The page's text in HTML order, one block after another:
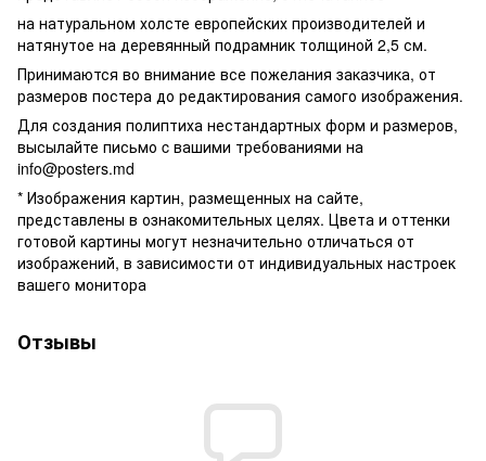
на натуральном холсте европейских производителей и
натянутое на деревянный подрамник толщиной 2,5 см.
Принимаются во внимание все пожелания заказчика, от
размеров постера до редактирования самого изображения.
Для создания полиптиха нестандартных форм и размеров,
высылайте письмо c вашими требованиями на
info@posters.md
* Изображения картин, размещенных на сайте,
представлены в ознакомительных целях. Цвета и оттенки
готовой картины могут незначительно отличаться от
изображений, в зависимости от индивидуальных настроек
вашего монитора
Отзывы